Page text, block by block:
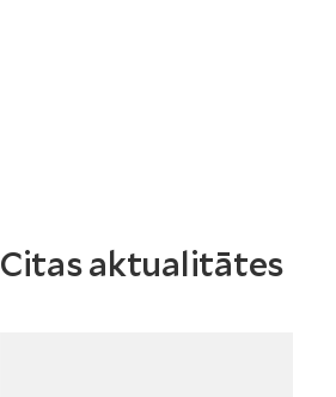
Citas aktualitātes